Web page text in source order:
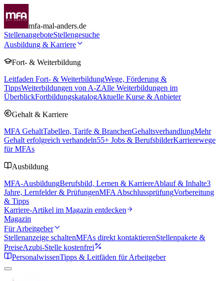
mfa-mal-anders.de
StellenangeboteStellengesuche
Ausbildung & Karriere
Fort- & Weiterbildung
Leitfaden Fort- & WeiterbildungWege, Förderung &
TippsWeiterbildungen von A-ZAlle Weiterbildungen im
ÜberblickFortbildungskatalogAktuelle Kurse & Anbieter
Gehalt & Karriere
MFA GehaltTabellen, Tarife & BranchenGehaltsverhandlungMehr
Gehalt erfolgreich verhandeln55+ Jobs & BerufsbilderKarrierewege
für MFAs
Ausbildung
MFA-AusbildungBerufsbild, Lernen & KarriereAblauf & Inhalte3
Jahre, Lernfelder & PrüfungenMFA AbschlussprüfungVorbereitung
& Tipps
Karriere-Artikel im Magazin entdecken
Magazin
Für Arbeitgeber
Stellenanzeige schaltenMFAs direkt kontaktierenStellenpakete &
PreiseAzubi-Stelle kostenfrei
PersonalwissenTipps & Leitfäden für Arbeitgeber